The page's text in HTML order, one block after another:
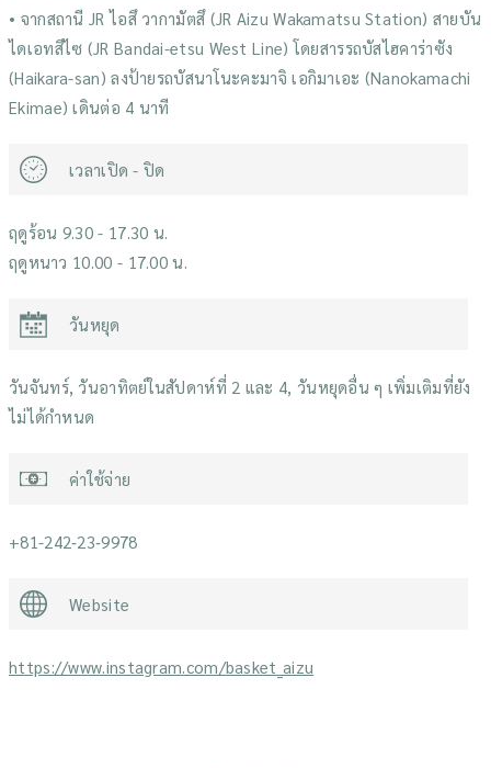
• จากสถานี JR ไอสึ วากามัตสึ (JR Aizu Wakamatsu Station) สายบัน
ไดเอทสึไซ (JR Bandai-etsu West Line) โดยสารรถบัสไฮคาร่าซัง
(Haikara-san) ลงป้ายรถบัสนาโนะคะมาจิ เอกิมาเอะ (Nanokamachi
Ekimae) เดินต่อ 4 นาที
เวลาเปิด - ปิด
ฤดูร้อน 9.30 - 17.30 น.
ฤดูหนาว 10.00 - 17.00 น.
วันหยุด
วันจันทร์, วันอาทิตย์ในสัปดาห์ที่ 2 และ 4, วันหยุดอื่น ๆ เพิ่มเติมที่ยัง
ไม่ได้กำหนด
ค่าใช้จ่าย
+81-242‐23‐9978
Website
https://www.instagram.com/basket_aizu